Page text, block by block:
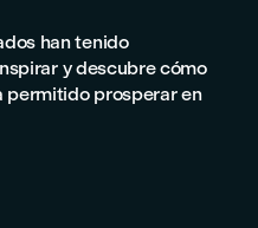
han tenido
y descubre cómo
permitido prosperar en